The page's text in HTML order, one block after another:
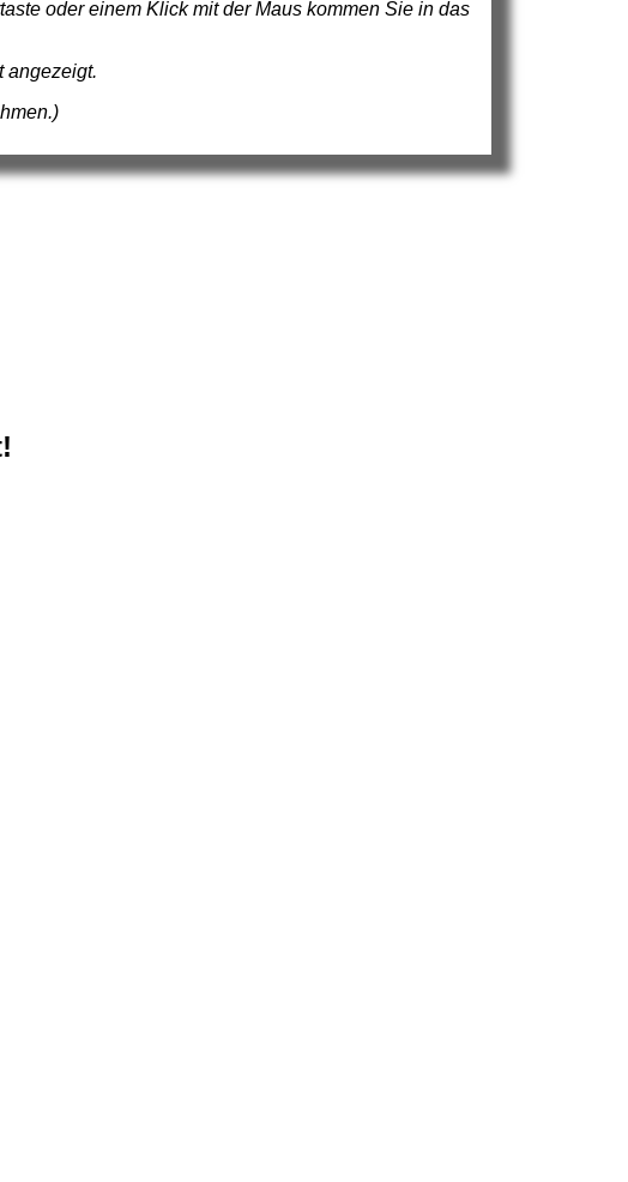
oder einem Klick mit der Maus kommen Sie in das
angezeigt.